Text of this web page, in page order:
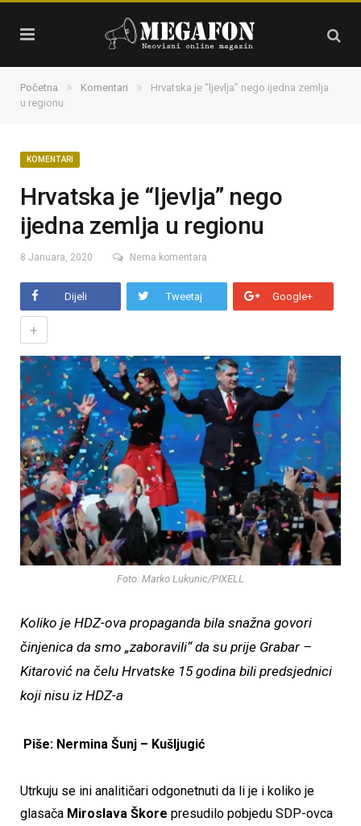
Početna » Komentari »
Hrvatska je “ljevlja” nego ijedna zemlja
u regionu
KOMENTARI
Hrvatska je “ljevlja” nego
ijedna zemlja u regionu
8 Januara, 2020 Nema komentara
Dijeli Tweetaj Google+
+
Foto: Marko Lukunic/PIXELL
Koliko je HDZ-ova propaganda bila snažna govori
činjenica da smo „zaboravili“ da su prije Grabar –
Kitarović na čelu Hrvatske 15 godina bili predsjednici
koji nisu iz HDZ-a
Piše: Nermina Šunj – Kušljugić
Utrkuju se ini analitičari odgonetnuti da li je i koliko je
glasača Miroslava Škore presudilo pobjedu SDP-ovca